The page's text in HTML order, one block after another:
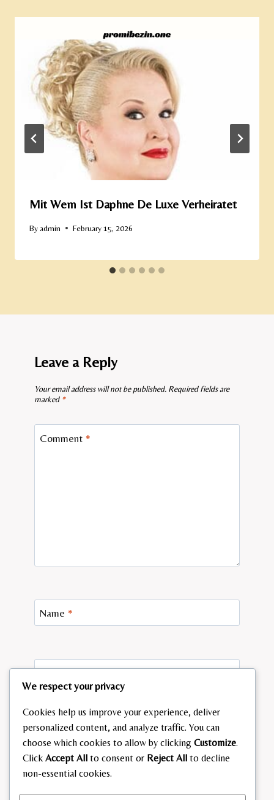
Mit Wem Ist Daphne De Luxe Verheiratet
Byadmin February 15, 2026
Leave a Reply
Your email address will not be published. Required fields are
marked *
Comment *
Name *
Email*
Website
Save my name, email, and website in this browser
for the next time I comment.
We respect your privacy
Cookies help us improve your experience, deliver
personalized content, and analyze traffic. You can
choose which cookies to allow by clicking Customize.
Click Accept All to consent or Reject All to decline
non-essential cookies.